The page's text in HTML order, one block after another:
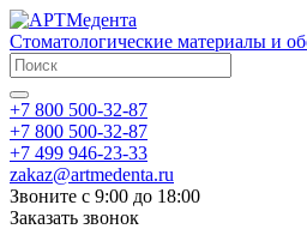
Стоматологические материалы и
+7 800 500-32-87
+7 800 500-32-87
+7 499 946-23-33
zakaz@artmedenta.ru
Звоните с 9:00 до 18:00
Заказать звонок